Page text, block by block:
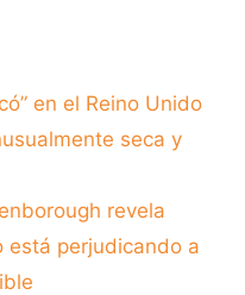
en el Reino Unido
seca y
revela
está perjudicando a